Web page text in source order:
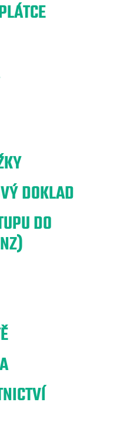
DOKLAD
DO